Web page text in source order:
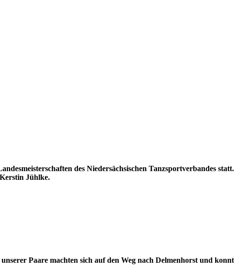
des Niedersächsischen Tanzsportverbandes statt.
Jühlke.
Paare machten sich auf den Weg nach Delmenhorst und